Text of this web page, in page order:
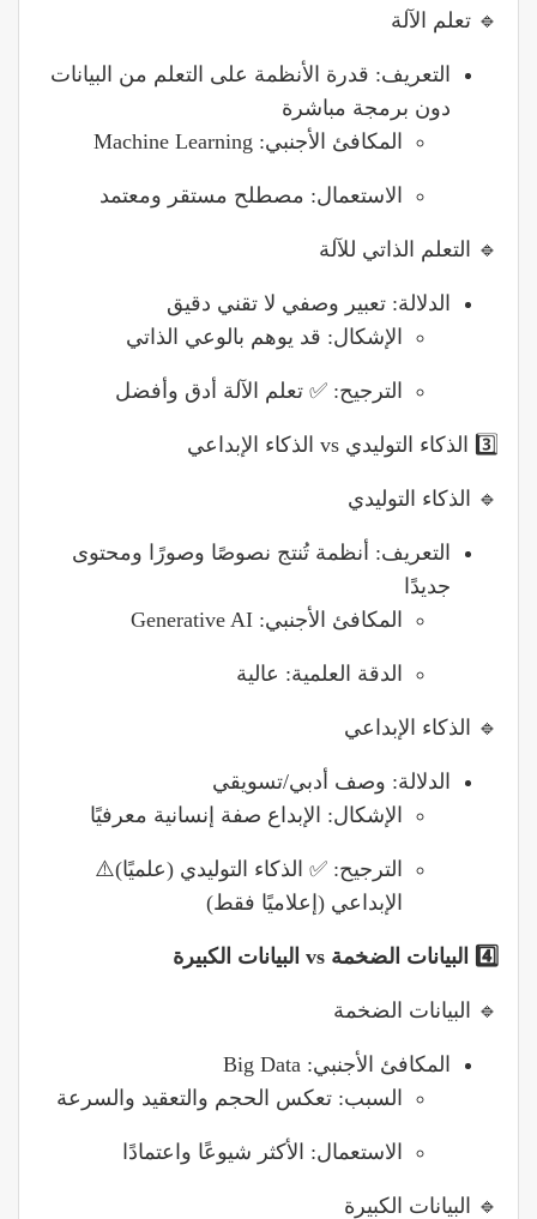
🔹 تعلم الآلة
التعريف: قدرة الأنظمة على التعلم من البيانات
دون برمجة مباشرة
المكافئ الأجنبي: Machine Learning
الاستعمال: مصطلح مستقر ومعتمد
🔹 التعلم الذاتي للآلة
الدلالة: تعبير وصفي لا تقني دقيق
الإشكال: قد يوهم بالوعي الذاتي
الترجيح: ✅ تعلم الآلة أدق وأفضل
3️⃣ الذكاء التوليدي vs الذكاء الإبداعي
🔹 الذكاء التوليدي
التعريف: أنظمة تُنتج نصوصًا وصورًا ومحتوى
جديدًا
المكافئ الأجنبي: Generative AI
الدقة العلمية: عالية
🔹 الذكاء الإبداعي
الدلالة: وصف أدبي/تسويقي
الإشكال: الإبداع صفة إنسانية معرفيًا
الترجيح: ✅ الذكاء التوليدي (علميًا)⚠️
الإبداعي (إعلاميًا فقط)
4️ البيانات الضخمة vs البيانات الكبيرة
🔹 البيانات الضخمة
المكافئ الأجنبي: Big Data
السبب: تعكس الحجم والتعقيد والسرعة
الاستعمال: الأكثر شيوعًا واعتمادًا
🔹 البيانات الكبيرة